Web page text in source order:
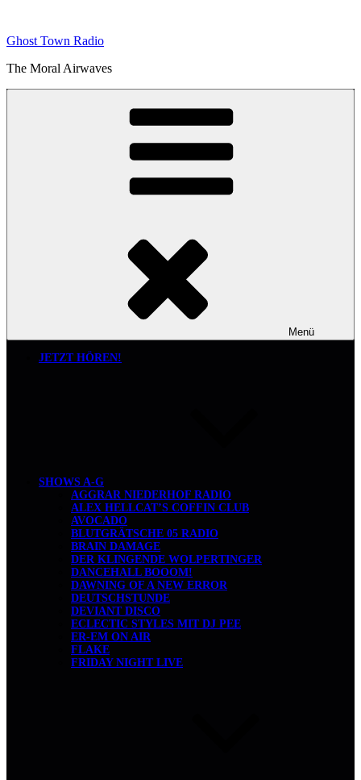
springen
Ghost Town Radio
The Moral Airwaves
Menü
JETZT HÖREN!
SHOWS A-G
AGGRAR NIEDERHOF RADIO
ALEX HELLCAT’S COFFIN CLUB
AVOCADO
BLUTGRÄTSCHE 05 RADIO
BRAIN DAMAGE
DER KLINGENDE WOLPERTINGER
DANCEHALL BOOOM!
DAWNING OF A NEW ERROR
DEUTSCHSTUNDE
DEVIANT DISCO
ECLECTIC STYLES MIT DJ PEE
ER-EM ON AIR
FLAKE
FRIDAY NIGHT LIVE